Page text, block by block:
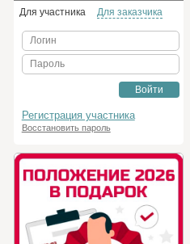
Для участника Для заказчика
Логин
Пароль
Войти
Регистрация участника
Восстановить пароль